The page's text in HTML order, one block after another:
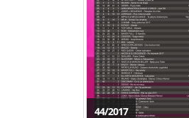
44/2017